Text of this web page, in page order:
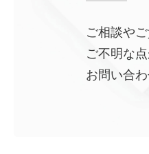
ご相談やご
ご不明な
お問い合わ